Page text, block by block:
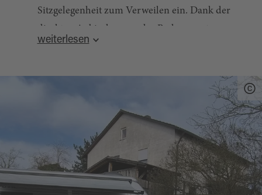
Sitzgelegenheit zum Verweilen ein. Dank der
direkten Anbindung an das Radwegenetz
erreichst du den Steinberger und Murner See
Anzahl der Stellplätze: 3
Stromanschluss
Frischwasser
Grauwasserentsorgung möglich
weiterlesen